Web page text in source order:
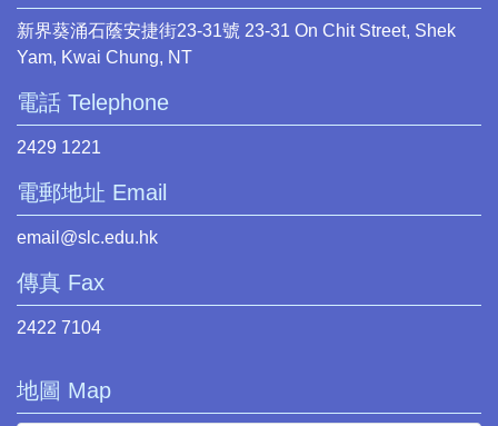
新界葵涌石蔭安捷街23-31號 23-31 On Chit Street, Shek
Yam, Kwai Chung, NT
電話 Telephone
2429 1221
電郵地址 Email
email@slc.edu.hk
傳真 Fax
2422 7104
地圖 Map